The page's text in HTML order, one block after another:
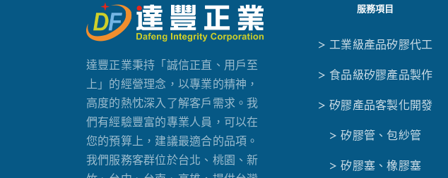
達豐正業秉持「誠信正直、用戶至
上」的經營理念，以專業的精神，
高度的熱忱深入了解客戶需求。我
們有經驗豐富的專業人員，可以在
您的預算上，建議最適合的品項。
我們服務客群位於台北、桃園、新
服務項目
> 工業級產品矽膠代工
> 食品級矽膠產品製作
> 矽膠產品客製化開發
> 矽膠管、包紗管
> 矽膠塞、橡膠塞